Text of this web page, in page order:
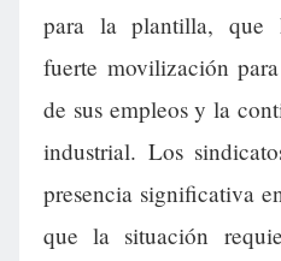
para la plantilla, que
fuerte movilización
de sus empleos y la
industrial. Los
presencia significativa
que la situación